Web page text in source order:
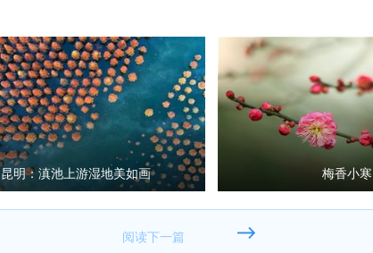
昆明：滇池上游湿地美如画 梅香小寒